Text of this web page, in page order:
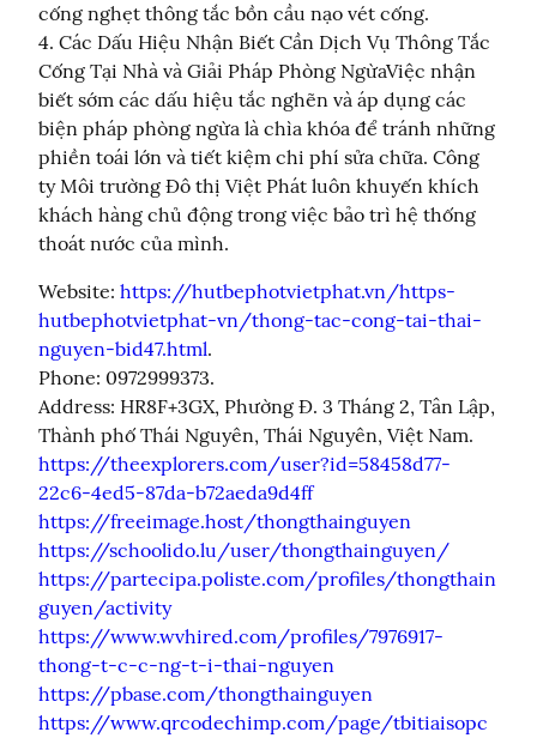
cống nghẹt thông tắc bồn cầu nạo vét cống.
4. Các Dấu Hiệu Nhận Biết Cần Dịch Vụ Thông Tắc
Cống Tại Nhà và Giải Pháp Phòng NgừaViệc nhận
biết sớm các dấu hiệu tắc nghẽn và áp dụng các
biện pháp phòng ngừa là chìa khóa để tránh những
phiền toái lớn và tiết kiệm chi phí sửa chữa. Công
ty Môi trường Đô thị Việt Phát luôn khuyến khích
khách hàng chủ động trong việc bảo trì hệ thống
thoát nước của mình.
Website: https://hutbephotvietphat.vn/https-
hutbephotvietphat-vn/thong-tac-cong-tai-thai-
nguyen-bid47.html.
Phone: 0972999373.
Address: HR8F+3GX, Phường Đ. 3 Tháng 2, Tân Lập,
https://theexplorers.com/user?id=58458d77-
22c6-4ed5-87da-b72aeda9d4ff
https://freeimage.host/thongthainguyen
https://schoolido.lu/user/thongthainguyen/
https://partecipa.poliste.com/profiles/thongthain
guyen/activity
https://www.wvhired.com/profiles/7976917-
thong-t-c-c-ng-t-i-thai-nguyen
https://pbase.com/thongthainguyen
https://www.qrcodechimp.com/page/tbitiaisopc